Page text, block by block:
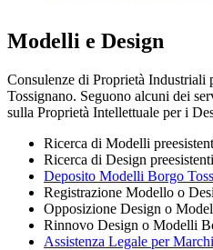
Modelli e Design
Consulenze di Proprietà
Tossignano. Seguono alcuni dei
sulla Proprietà Intellettuale per i
Ricerca di Modelli
Ricerca di Design
Deposito Modelli Borgo
Registrazione Modello o
Opposizione Design o
Rinnovo Design o Modelli
Assistenza Legale per